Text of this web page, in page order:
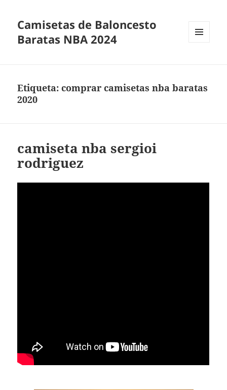
Camisetas de Baloncesto
Baratas NBA 2024
Etiqueta:comprar camisetas nba baratas
2020
camiseta nba sergioi
rodriguez